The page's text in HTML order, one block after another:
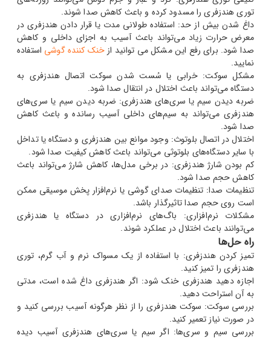
توری هندزفری را مسدود کرده و باعث کاهش صدا شوند.
داغ شدن بیش از حد: استفاده طولانی مدت یا قرار دادن هندزفری در
معرض حرارت زیاد می‌تواند باعث آسیب به اجزای داخلی و کاهش
صدا شود. برای رفع این مشکل می توانید از خنک کننده گوشی استفاده
نمایید.
مشکل سوکت: خرابی یا سُست شدن سوکت اتصال هندزفری به
دستگاه می‌تواند باعث اختلال در انتقال صدا شود.
ضربه دیدن سیم یا سری‌های هندزفری: ضربه دیدن سیم یا سری‌های
هندزفری می‌تواند به سیم‌های داخلی آسیب رسانده و باعث کاهش
صدا شود.
اختلال در اتصال بلوتوث: وجود موانع بین هندزفری و دستگاه یا تداخل
با سایر دستگاه‌های بلوتوثی می‌تواند باعث کاهش کیفیت صدا شود.
کم بودن شارژ هندزفری: در برخی مدل‌ها، کاهش شارژ می‌تواند باعث
کاهش حجم صدا شود.
تنظیمات صدا: تنظیمات صدای گوشی یا نرم‌افزار پخش موسیقی ممکن
است روی حجم صدا تاثیرگذار باشد.
مشکلات نرم‌افزاری: باگ‌های نرم‌افزاری در دستگاه یا هندزفری
می‌توانند باعث اختلال در عملکرد شوند.
راه حل‌ها
تمیز کردن هندزفری: با استفاده از یک مسواک نرم و آب گرم، توری
هندزفری را تمیز کنید.
اجازه دهید هندزفری خنک شود: اگر هندزفری داغ شده است، مدتی
به آن استراحت دهید.
بررسی سوکت: سوکت هندزفری را از نظر هرگونه آسیب بررسی کنید و
در صورت نیاز تعمیر کنید.
بررسی سیم و سری‌ها: اگر سیم یا سری‌های هندزفری آسیب دیده